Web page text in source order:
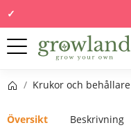
Startsida
/ Krukor och behållare
Översikt Beskrivning